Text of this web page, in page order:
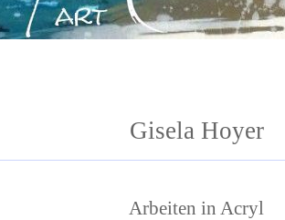
Gisela Hoyer
Arbeiten in Acryl